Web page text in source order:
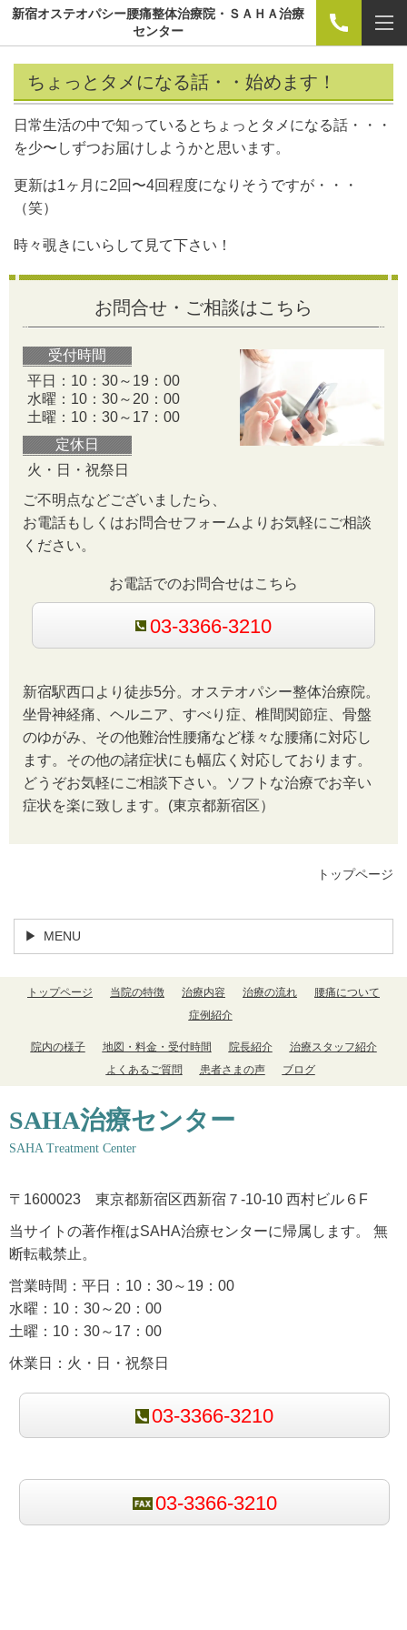
新宿オステオパシー腰痛整体治療院・ＳＡＨＡ治療
センター
ちょっとタメになる話・・始めます！
日常生活の中で知っているとちょっとタメになる話・・・
を少〜しずつお届けしようかと思います。
更新は1ヶ月に2回〜4回程度になりそうですが・・・
（笑）
時々覗きにいらして見て下さい！
お問合せ・ご相談はこちら
受付時間
平日：10：30～19：00
水曜：10：30～20：00
土曜：10：30～17：00
定休日
火・日・祝祭日
ご不明点などございましたら、
お電話もしくはお問合せフォームよりお気軽にご相談
ください。
お電話でのお問合せはこちら
03-3366-3210
新宿駅西口より徒歩5分。オステオパシー整体治療院。
坐骨神経痛、ヘルニア、すべり症、椎間関節症、骨盤
のゆがみ、その他難治性腰痛など様々な腰痛に対応し
ます。その他の諸症状にも幅広く対応しております。
どうぞお気軽にご相談下さい。
ソフトな治療でお辛い
症状を楽に致します。(東京都新宿区）
トップページ
MENU
トップページ 当院の特徴 治療内容 治療の流れ
腰痛について
症例紹介
院内の様子 地図・料金・受付時間 院長紹介
治療スタッフ紹介
よくあるご質問
患者さまの声 ブログ
SAHA治療センター
SAHA Treatment Center
〒1600023 東京都新宿区西新宿７-10-10 西村ビル６F
当サイトの著作権はSAHA治療センターに帰属します。 無
断転載禁止。
営業時間：平日：10：30～19：00
水曜：10：30～20：00
土曜：10：30～17：00
休業日：火・日・祝祭日
03-3366-3210
03-3366-3210